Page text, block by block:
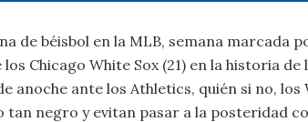
de béisbol en la MLB, semana marcada
Chicago White Sox (21) en la historia de
anoche ante los Athletics, quién si no, los
tan negro y evitan pasar a la posteridad